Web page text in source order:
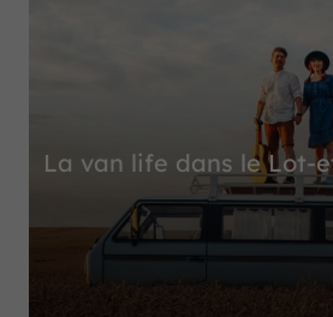
La van life dans le Lot-